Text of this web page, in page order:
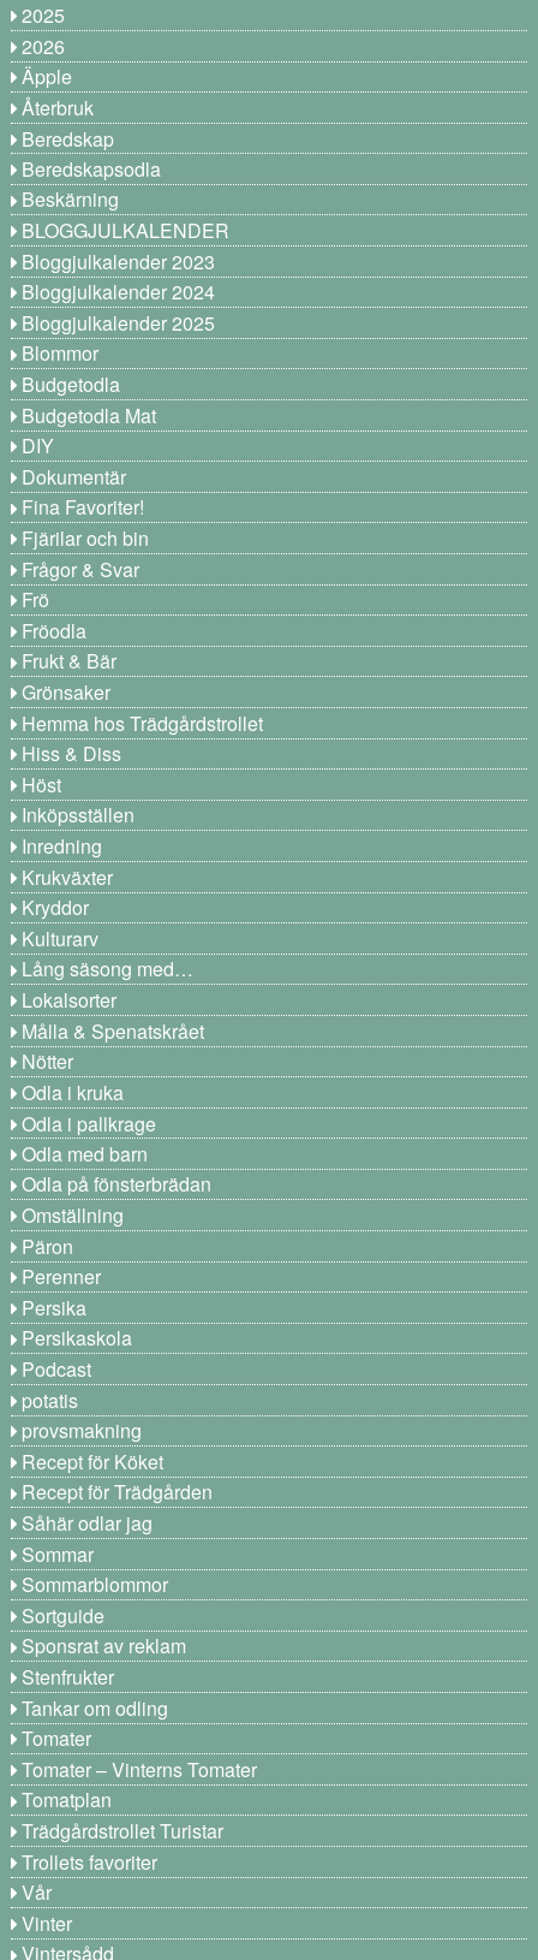
2025
2026
Äpple
Återbruk
Beredskap
Beredskapsodla
Beskärning
BLOGGJULKALENDER
Bloggjulkalender 2023
Bloggjulkalender 2024
Bloggjulkalender 2025
Blommor
Budgetodla
Budgetodla Mat
DIY
Dokumentär
Fina Favoriter!
Fjärilar och bin
Frågor & Svar
Frö
Fröodla
Frukt & Bär
Grönsaker
Hemma hos Trädgårdstrollet
Hiss & Diss
Höst
Inköpsställen
Inredning
Krukväxter
Kryddor
Kulturarv
Lång säsong med…
Lokalsorter
Målla & Spenatskrået
Nötter
Odla i kruka
Odla i pallkrage
Odla med barn
Odla på fönsterbrädan
Omställning
Päron
Perenner
Persika
Persikaskola
Podcast
potatis
provsmakning
Recept för Köket
Recept för Trädgården
Såhär odlar jag
Sommar
Sommarblommor
Sortguide
Sponsrat av reklam
Stenfrukter
Tankar om odling
Tomater
Tomater – Vinterns Tomater
Tomatplan
Trädgårdstrollet Turistar
Trollets favoriter
Vår
Vinter
Vintersådd